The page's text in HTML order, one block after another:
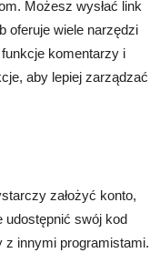
Możesz wysłać link
oferuje wiele narzędzi
komentarzy i
aby lepiej zarządzać
założyć konto,
udostępnić swój kod
z innymi programistami.